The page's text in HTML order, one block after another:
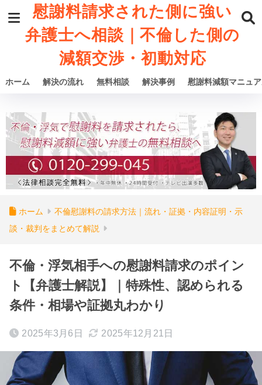
慰謝料請求された側に強い
弁護士へ相談｜不倫した側の
減額交渉・初動対応
ホーム 解決の流れ 無料相談 解決事例 慰謝料減額マニュ
ホーム
不倫慰謝料の請求方法｜流れ・証拠・内容証明・示
談・裁判をまとめて解説
不倫・浮気相手への慰謝料請求のポイン
ト【弁護士解説】｜特殊性、認められる
条件・相場や証拠丸わかり
2025年3月6日 2025年12月21日